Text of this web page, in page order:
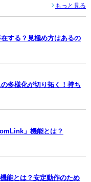
もっと見る
する？見極め方はあるの
多様化が切り拓く！持ち
」機能とは？
能とは？安定動作のため